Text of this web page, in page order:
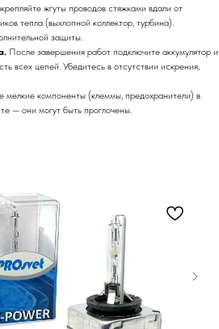
жгуты проводов стяжками вдали от
тепла (выхлопной коллектор, турбина).
защиты.
После завершения работ подключите аккумулятор и
всех цепей. Убедитесь в отсутствии искрения,
мелкие компоненты (клеммы, предохранители) в
— они могут быть проглочены.